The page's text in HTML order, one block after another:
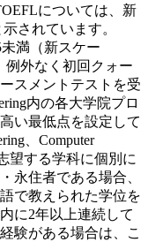
については、新
されています。
満（新スケー
例外なく初回クォー
スメントテストを受
内の各大学院プロ
い最低点を設定して
、Computer
望する学科に個別に
永住者である場合、
で教えられた学位を
に2年以上連続して
験がある場合は、こ